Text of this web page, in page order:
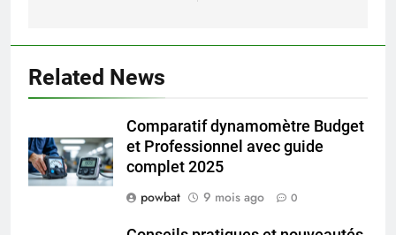
Related News
Comparatif dynamomètre Budget
et Professionnel avec guide
complet 2025
powbat
9 mois ago 0